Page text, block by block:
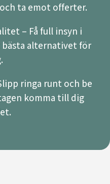
ta emot offerter.
– Få full insyn i
bästa alternativet för
ringa runt och be
komma till dig